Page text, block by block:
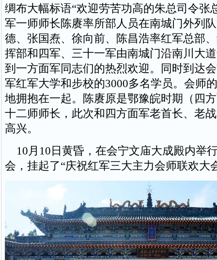
绸布大幅标语“欢迎劳苦功高的朱总司令张
军一师师长陈赓率所部人员在南城门外列
德、张国焘、徐向前、陈昌浩率红军总部
挥部和四军、三十一军由南城门沿南川大
到一方面军同志们的热烈欢迎。同时到达
军红军大学和步校的3000多名学员。会师
地拥抱在一起。陈赓原是鄂豫皖时期（四
十二师师长，此次和四方面军老首长、老
高兴。
10月10日黄昏，在会宁文庙大成殿内举
会，挂起了“庆祝红军三大主力会师联欢大